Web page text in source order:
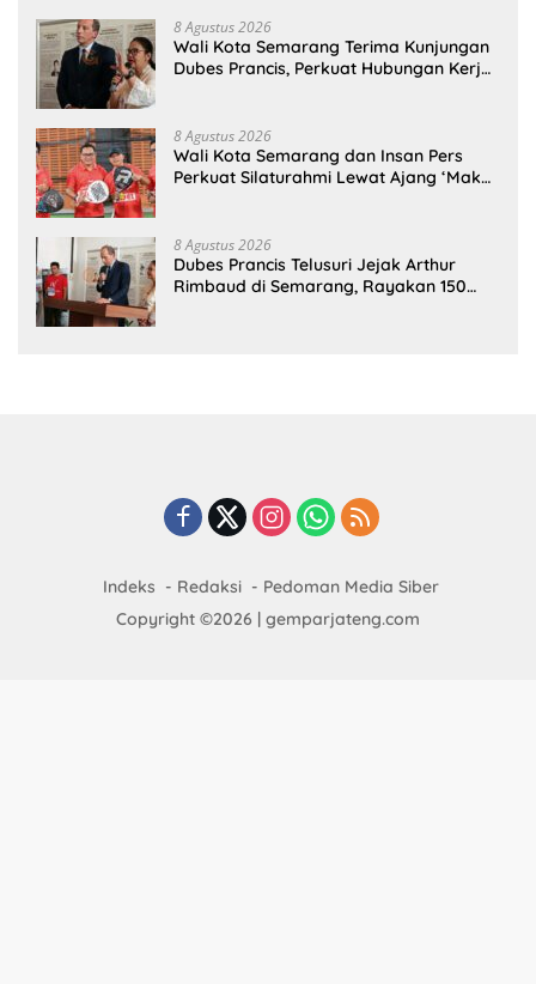
8 Agustus 2026
Wali Kota Semarang Terima Kunjungan
Dubes Prancis, Perkuat Hubungan Kerja
8 Agustus 2026
Wali Kota Semarang dan Insan Pers
Perkuat Silaturahmi Lewat Ajang ‘Mak
8 Agustus 2026
Dubes Prancis Telusuri Jejak Arthur
Rimbaud di Semarang, Rayakan 150
Indeks Redaksi
Pedoman Media Siber
Copyright ©2026 | gemparjateng.com